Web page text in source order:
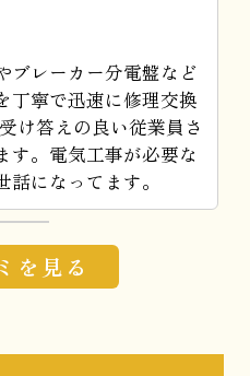
り電話させていただき
ですが当日今からいけ
た。 作業もスムーズに
きありがとうございま
を見る